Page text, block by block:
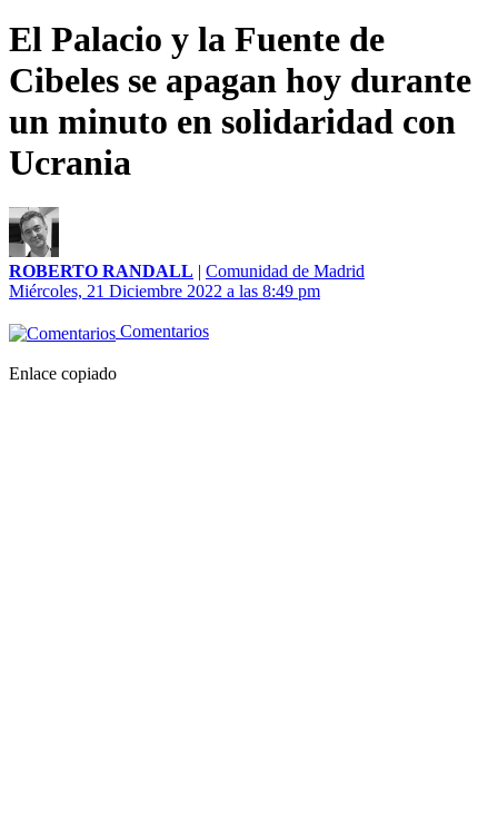
El Palacio y la Fuente de
Cibeles se apagan hoy durante
un minuto en solidaridad con
Ucrania
ROBERTO RANDALL | Comunidad de Madrid
Miércoles, 21 Diciembre 2022 a las 8:49 pm
Comentarios
Enlace copiado